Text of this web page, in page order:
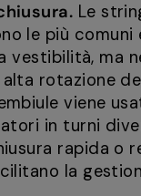
Le
le più comuni
vestibilità, ma
rotazione
viene
in turni
rapida o
la